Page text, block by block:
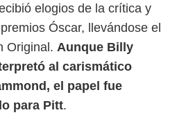
elogios de la crítica y
Óscar, llevándose el
Original. Aunque Billy
al carismático
el papel fue
para Pitt.
Netflix